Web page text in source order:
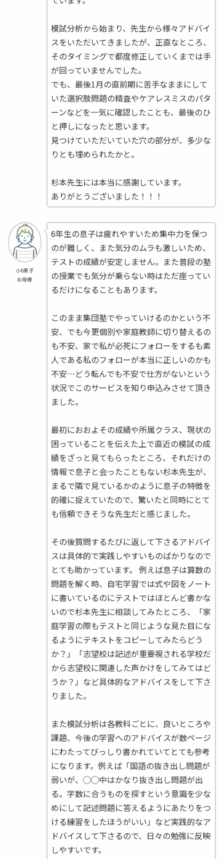
模試分析から始まり、先生から様々アドバイ
スをいただいてきましたが、正直なところ、
そのタイミングで都度修正していくまでは手
が回っていませんでした。
でも、最後1月の直前期に苦手なままにして
いた選択肢問題の精査やケアレスミスのパタ
ーンなどを一気に確認したことも、最後のひ
と押しになったと思います。
見つけていただいていた穴の部分が、多少な
りとも埋められたかと。
杉本先生には本当に感謝しています。
ありがとうございました！！！
小6男子
お母様
6年生の息子は疲れやすいため集中力を保つ
のが難しく、また気分のムラも激しいため、
テストの成績が安定しません。また普段の塾
の授業でも気分が乗らない時はただ座ってい
るだけになることもあります。
このまま集団塾でやっていけるのかという不
安、でも今更個別や家庭教師に切り替えるの
も不安、家で私が必死にフォローをするも素
人である私のフォローが本当に正しいのかも
不安…どう転んでも不安で仕方がないという
状況でこのサービスを知り申込みさせて頂き
ました。
最初におおよその成績や所属クラス、現状の
困っていることを伝えた上で直近の模試の成
績をざっと見てもらったところ、それだけの
情報で息子と会ったこともない杉本先生が、
まるで隣で見ているかのように息子の特徴を
的確に捉えていたので、驚いたと同時にとて
も信頼できそうな先生だと感じました。
その後質問するたびに返して下さるアドバイ
スは具体的で実践しやすいものばかりなので
とても助かっています。 例えば息子は算数の
問題を解く時、自宅学習では式や図をノート
に書いているのにテストではほとんど書かな
いので杉本先生に相談してみたところ、「家
庭学習の際もテストと同じような見た目にな
るようにテキストをコピーしてみたらどう
か？」「志望校は記述が重要視される学校だ
から志望校に関連した声かけをしてみてはど
うか？」など具体的なアドバイスをして下さ
りました。
また模試分析は各教科ごとに、良いところや
課題、今後の学習へのアドバイスが数ページ
にわたってびっしり書かれていてとても参考
になります。例えば「国語の抜き出し問題が
弱いが、◯◯中はかなり抜き出し問題が出
る。字数に合うものを探すという意識を少な
めにして記述問題に答えるようにあたりをつ
ける練習をしたほうがいい」など実践的なア
ドバイスして下さるので、日々の勉強に反映
しやすいです。